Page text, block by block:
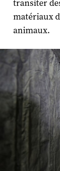
transiter
matériaux
animaux.